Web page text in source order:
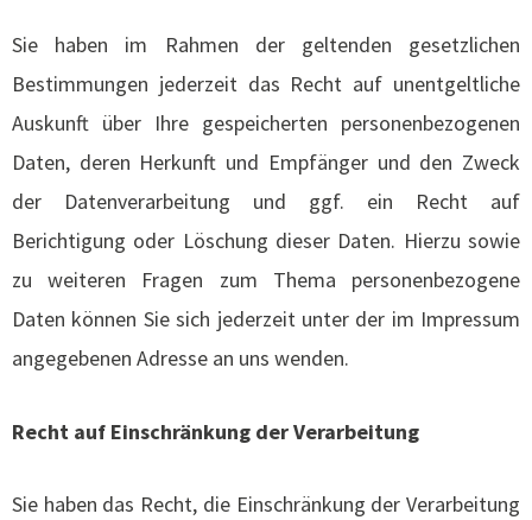
Sie haben im Rahmen der geltenden gesetzlichen
Bestimmungen jederzeit das Recht auf unentgeltliche
Auskunft über Ihre gespeicherten personenbezogenen
Daten, deren Herkunft und Empfänger und den Zweck
der Datenverarbeitung und ggf. ein Recht auf
Berichtigung oder Löschung dieser Daten. Hierzu sowie
zu weiteren Fragen zum Thema personenbezogene
Daten können Sie sich jederzeit unter der im Impressum
angegebenen Adresse an uns wenden.
Recht auf Einschränkung der Verarbeitung
Sie haben das Recht, die Einschränkung der Verarbeitung